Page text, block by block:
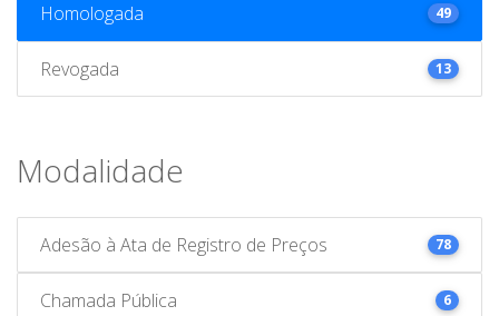
Homologada 49
Revogada 13
Modalidade
Adesão à Ata de Registro de Preços 78
Chamada Pública 6